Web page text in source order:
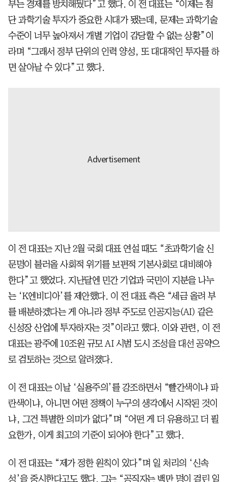
부는 경제를 방치해뒀다”고 했다. 이 전 대표는 “이제는 첨
단 과학기술 투자가 중요한 시대가 됐는데, 문제는 과학기술
수준이 너무 높아져서 개별 기업이 감당할 수 없는 상황”이
라며 “그래서 정부 단위의 인력 양성, 또 대대적인 투자를 하
면 살아날 수 있다”고 했다.
이 전 대표는 지난 2월 국회 대표 연설 때도 “초과학기술 신
문명이 불러올 사회적 위기를 보편적 기본사회로 대비해야
한다”고 했었다. 지난달엔 민간 기업과 국민이 지분을 나누
는 ‘K엔비디아’를 제안했다. 이 전 대표 측은 “세금 올려 부
를 배분하겠다는 게 아니라 정부 주도로 인공지능(AI) 같은
신성장 산업에 투자하자는 것”이라고 했다. 이와 관련, 이 전
대표는 광주에 10조원 규모 AI 시범 도시 조성을 대선 공약으
로 검토하는 것으로 알려졌다.
이 전 대표는 이날 ‘실용주의’를 강조하면서 “빨간색이냐 파
란색이냐, 아니면 어떤 정책이 누구의 생각에서 시작된 것이
냐, 그건 특별한 의미가 없다”며 “어떤 게 더 유용하고 더 필
요한가, 이게 최고의 기준이 되어야 한다”고 했다.
이 전 대표는 “제가 정한 원칙이 있다”며 일 처리의 ‘신속
성’을 중시한다고도 했다. 그는 “공직자는 백만 명이 걸린 일